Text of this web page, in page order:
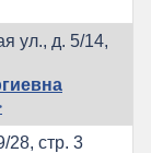
ул., д. 5/14,
28, стр. 3